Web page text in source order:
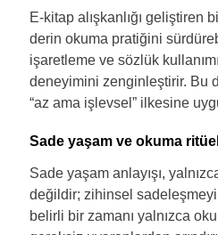
E-kitap alışkanlığı geliştiren
derin okuma pratiğini
işaretleme ve sözlük
deneyimini zenginleştirir. Bu
“az ama işlevsel” ilkesine
Sade yaşam ve okuma
Sade yaşam anlayışı,
değildir; zihinsel
belirli bir zamanı yalnızca